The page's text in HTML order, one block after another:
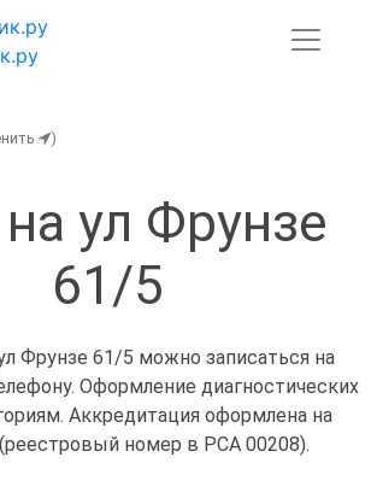
)
ул Фрунзе
61/5
Фрунзе 61/5 можно записаться на
Оформление диагностических
Аккредитация оформлена на
номер в РСА 00208).